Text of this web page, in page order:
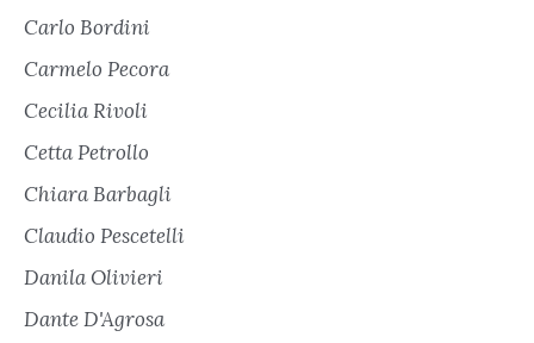
Carlo Bordini
Carmelo Pecora
Cecilia Rivoli
Cetta Petrollo
Chiara Barbagli
Claudio Pescetelli
Danila Olivieri
Dante D'Agrosa